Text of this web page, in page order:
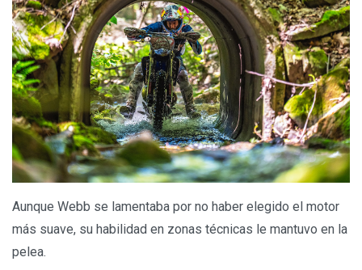
Aunque Webb se lamentaba por no haber elegido el motor
más suave, su habilidad en zonas técnicas le mantuvo en la
pelea.